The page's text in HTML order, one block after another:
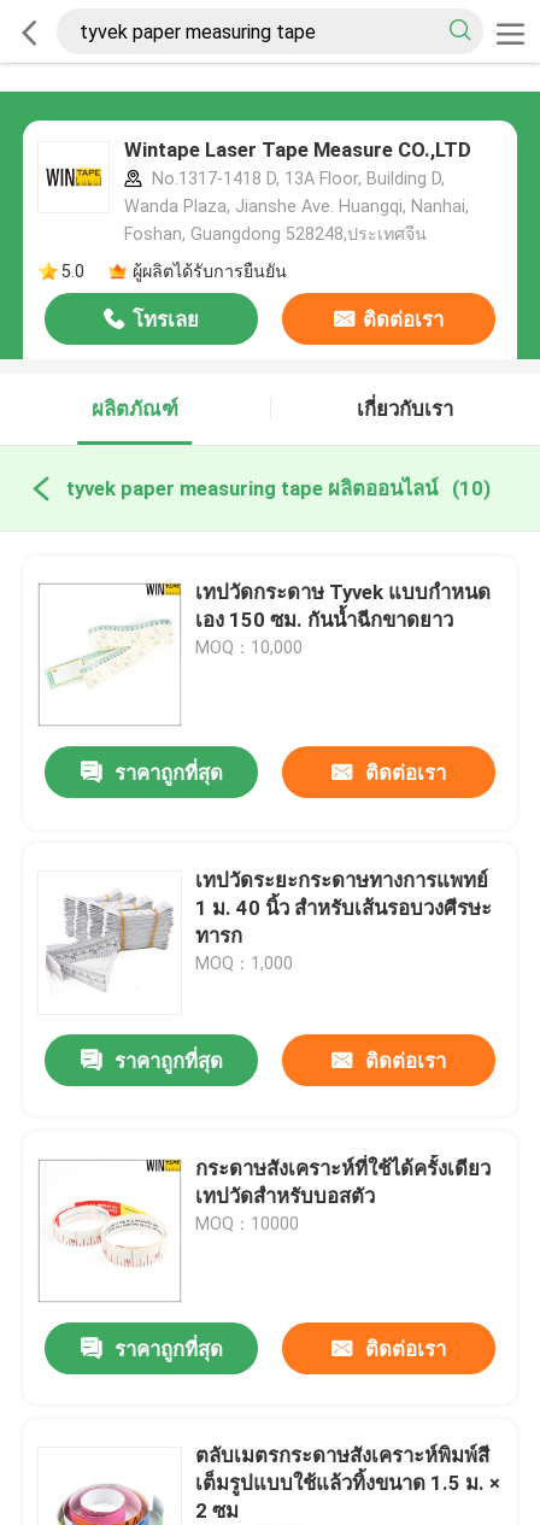
Wintape Laser Tape Measure CO.,LTD
No.1317-1418 D, 13A Floor, Building D,
Wanda Plaza, Jianshe Ave. Huangqi, Nanhai,
Foshan, Guangdong 528248,ประเทศจีน
5.0
ผู้ผลิตได้รับการยืนยัน
โทรเลย ติดต่อเรา
ผลิตภัณฑ์ เกี่ยวกับเรา
tyvek paper measuring tape ผลิตออนไลน์ (10)
เทปวัดกระดาษ Tyvek แบบกำหนด
เอง 150 ซม. กันน้ำฉีกขาดยาว
MOQ：10,000
ราคาถูกที่สุด ติดต่อเรา
เทปวัดระยะกระดาษทางการแพทย์
1 ม. 40 นิ้ว สำหรับเส้นรอบวงศีรษะ
ทารก
MOQ：1,000
ราคาถูกที่สุด ติดต่อเรา
กระดาษสังเคราะห์ที่ใช้ได้ครั้งเดียว
เทปวัดสําหรับบอสตัว
MOQ：10000
ราคาถูกที่สุด ติดต่อเรา
ตลับเมตรกระดาษสังเคราะห์พิมพ์สี
เต็มรูปแบบใช้แล้วทิ้งขนาด 1.5 ม. ×
2 ซม